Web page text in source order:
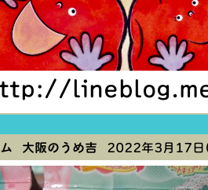
大阪のうめ吉 2022年3月17